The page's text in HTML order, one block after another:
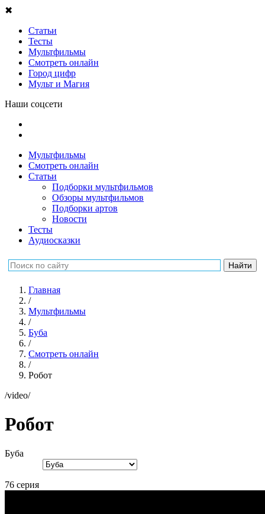
✖
Статьи
Тесты
Мультфильмы
Смотреть онлайн
Город цифр
Мульт и Магия
Наши соцсети
Мультфильмы
Смотреть онлайн
Статьи
Подборки мультфильмов
Обзоры мультфильмов
Подборки артов
Новости
Тесты
Аудиосказки
Главная
/
Мультфильмы
/
Буба
/
Смотреть онлайн
/
Робот
/video/
Робот
Буба
76 серия